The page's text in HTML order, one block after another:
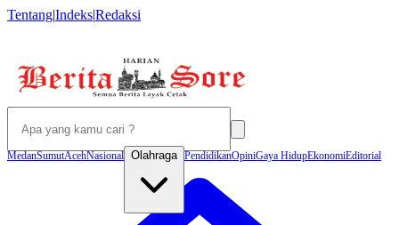
Tentang|Indeks|Redaksi
MedanSumutAcehNasional Olahraga PendidikanOpiniGaya HidupEkonomiEditorial